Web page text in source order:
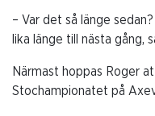
– Var det så länge
lika länge till nästa gång,
Närmast hoppas Roger
Stochampionatet på